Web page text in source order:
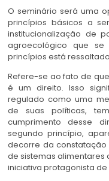
O seminário será uma
princípios básicos a
institucionalização de
agroecológico que se
princípios está
Refere-se ao fato de
é um direito. Isso
regulado como uma
de suas políticas,
cumprimento desse
segundo princípio,
decorre da
de sistemas
iniciativa protagonista